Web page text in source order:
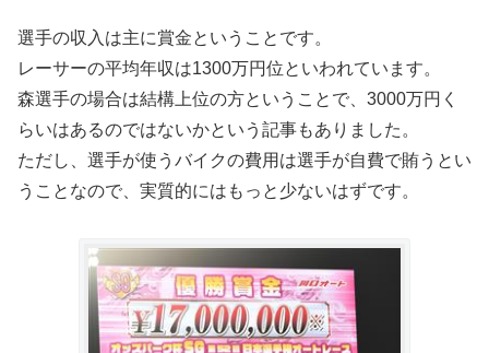
選手の収入は主に賞金ということです。
レーサーの平均年収は1300万円位といわれています。
森選手の場合は結構上位の方ということで、3000万円く
らいはあるのではないかという記事もありました。
ただし、選手が使うバイクの費用は選手が自費で賄うとい
うことなので、実質的にはもっと少ないはずです。